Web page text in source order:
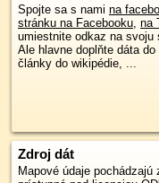
Spojte sa s nami na
stránku na Facebooku, na
umiestnite odkaz na svoju
Ale hlavne doplňte dáta do
články do wikipédie, ...
Zdroj dát
Mapové údaje pochádzajú